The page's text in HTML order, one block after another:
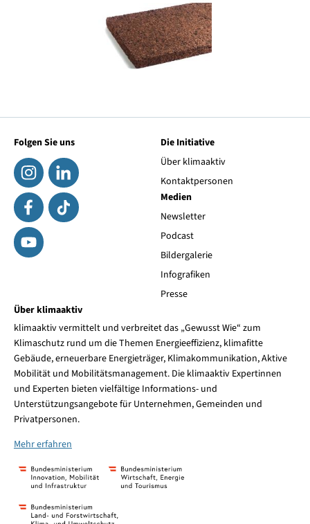
Folgen Sie uns
Die Initiative
Über klimaaktiv
Kontaktpersonen
Medien
Newsletter
Podcast
Bildergalerie
Infografiken
Presse
Über klimaaktiv
klimaaktiv vermittelt und verbreitet das „Gewusst Wie“ zum
Klimaschutz rund um die Themen Energieeffizienz, klimafitte
Gebäude, erneuerbare Energieträger, Klimakommunikation, Aktive
Mobilität und Mobilitätsmanagement. Die klimaaktiv Expertinnen
und Experten bieten vielfältige Informations- und
Unterstützungsangebote für Unternehmen, Gemeinden und
Privatpersonen.
Mehr erfahren